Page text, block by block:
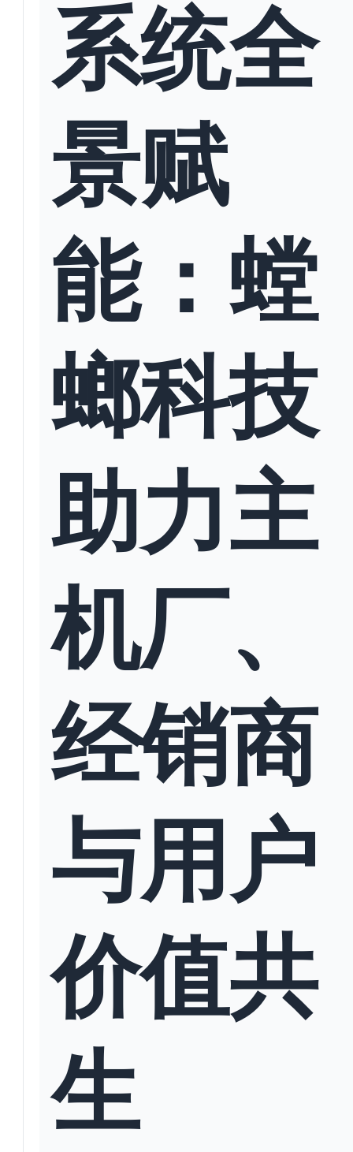
系统全
景赋
能：螳
螂科技
助力主
机厂、
经销商
与用户
价值共
生